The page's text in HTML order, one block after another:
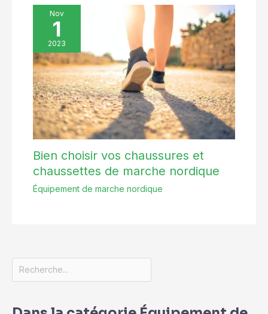
Nov
1
2023
Bien choisir vos chaussures et
chaussettes de marche nordique
Équipement de marche nordique